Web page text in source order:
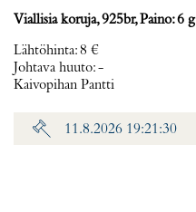
Viallisia koruja, 925br, Paino: 6 g
Lähtöhinta:8 €
Johtava huuto:-
Kaivopihan Pantti
11.8.2026 19:21:30